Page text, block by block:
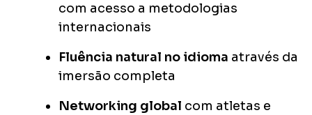
com acesso a metodologias
internacionais
Fluência natural no idioma através da
imersão completa
Networking global com atletas e